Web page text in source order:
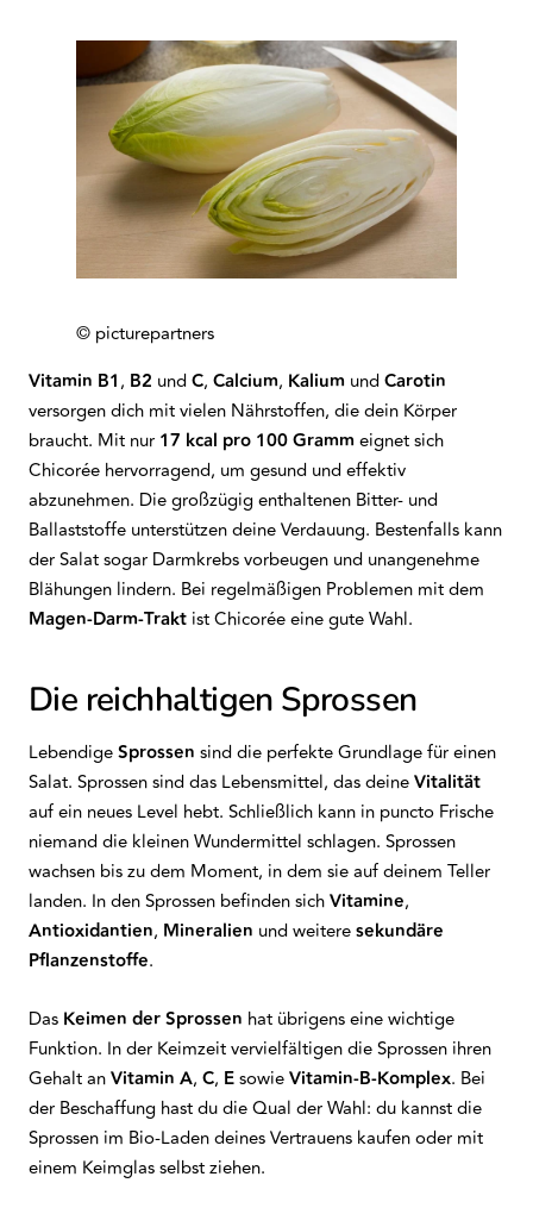
© picturepartners
Vitamin B1, B2 undC, Calcium, Kalium undCarotin
versorgen dich mit vielen Nährstoffen, die dein Körper
braucht. Mit nur 17 kcal pro 100 Gramm eignet sich
Chicorée hervorragend, um gesund und effektiv
abzunehmen. Die großzügig enthaltenen Bitter- und
Ballaststoffe unterstützen deine Verdauung. Bestenfalls kann
der Salat sogar Darmkrebs vorbeugen und unangenehme
Blähungen lindern. Bei regelmäßigen Problemen mit dem
Magen-Darm-Trakt ist Chicorée eine gute Wahl.
Die reichhaltigen Sprossen
LebendigeSprossen sind die perfekte Grundlage für einen
Salat. Sprossen sind das Lebensmittel, das deineVitalität
auf ein neues Level hebt. Schließlich kann in puncto Frische
niemand die kleinen Wundermittel schlagen. Sprossen
wachsen bis zu dem Moment, in dem sie auf deinem Teller
landen. In den Sprossen befinden sichVitamine,
Antioxidantien, Mineralien und weiteresekundäre
Pflanzenstoffe.
Das Keimen der Sprossen hat übrigens eine wichtige
Funktion. In der Keimzeit vervielfältigen die Sprossen ihren
Gehalt anVitamin A, C, EsowieVitamin-B-Komplex. Bei
der Beschaffung hast du die Qual der Wahl: du kannst die
Sprossen im Bio-Laden deines Vertrauens kaufen oder mit
einem Keimglas selbst ziehen.